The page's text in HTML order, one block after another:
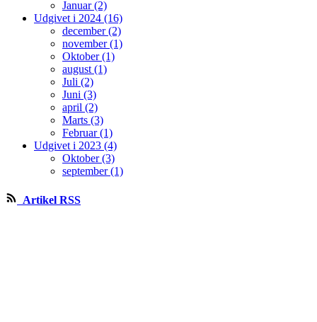
Januar (2)
Udgivet i 2024 (16)
december (2)
november (1)
Oktober (1)
august (1)
Juli (2)
Juni (3)
april (2)
Marts (3)
Februar (1)
Udgivet i 2023 (4)
Oktober (3)
september (1)
Artikel RSS